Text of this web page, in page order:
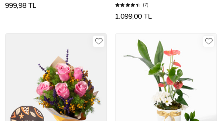
999,98 TL (7)
1.099,00 TL